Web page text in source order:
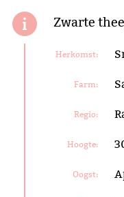
Zwarte
Herkomst:
Farm:
Regio:
Hoogte:
Oogst: